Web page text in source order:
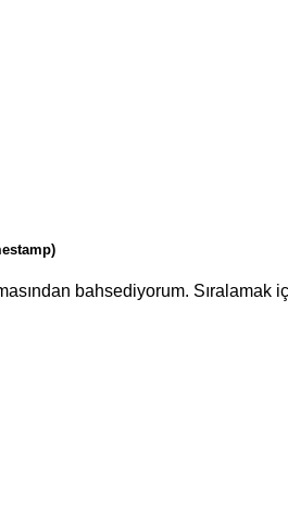
bahsediyorum.